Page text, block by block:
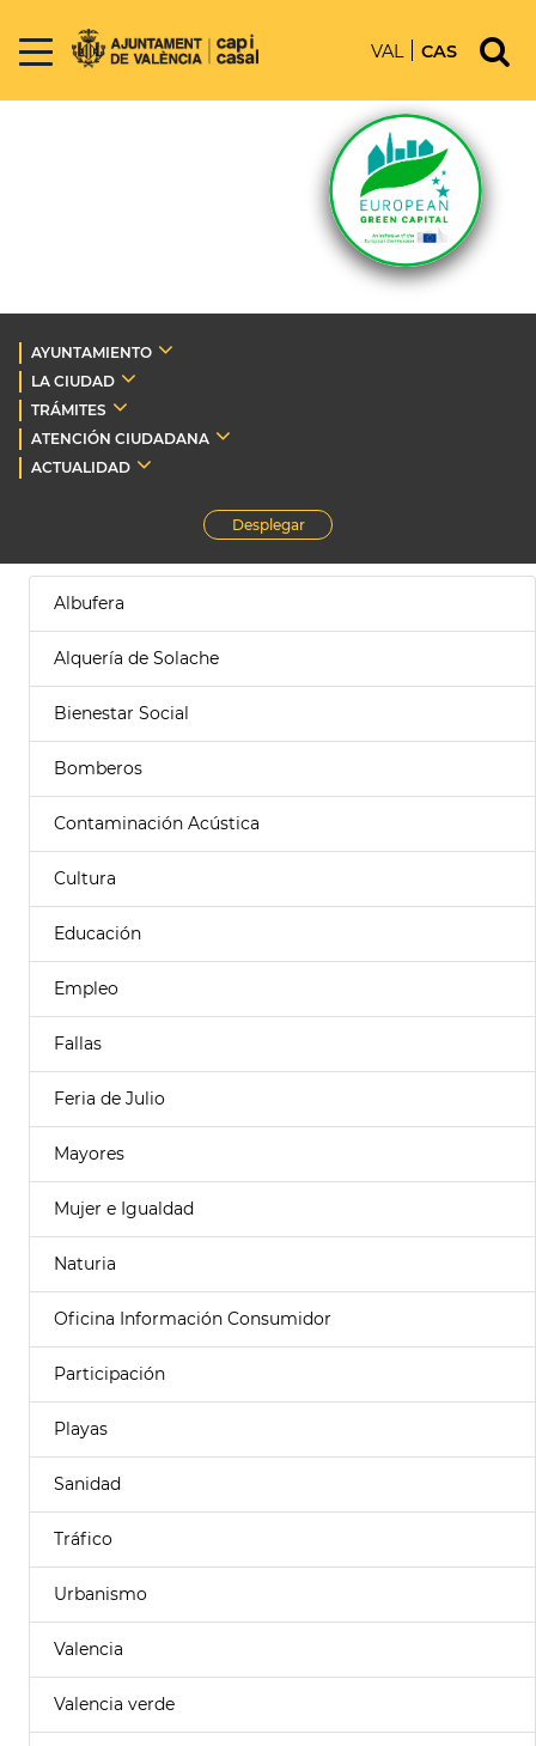
VAL CAS
AYUNTAMIENTO
LA CIUDAD
TRÁMITES
ATENCIÓN CIUDADANA
ACTUALIDAD
Desplegar
Albufera
Alquería de Solache
Bienestar Social
Bomberos
Contaminación Acústica
Cultura
Educación
Empleo
Fallas
Feria de Julio
Mayores
Mujer e Igualdad
Naturia
Oficina Información Consumidor
Participación
Playas
Sanidad
Tráfico
Urbanismo
Valencia
Valencia verde